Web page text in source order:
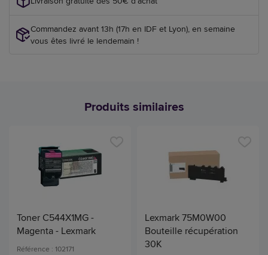
Commandez avant 13h (17h en IDF et Lyon), en semaine
vous êtes livré le lendemain !
Produits similaires
Toner C544X1MG -
Magenta - Lexmark
Référence : 102171
Lexmark 75M0W00
Bouteille récupération
30K